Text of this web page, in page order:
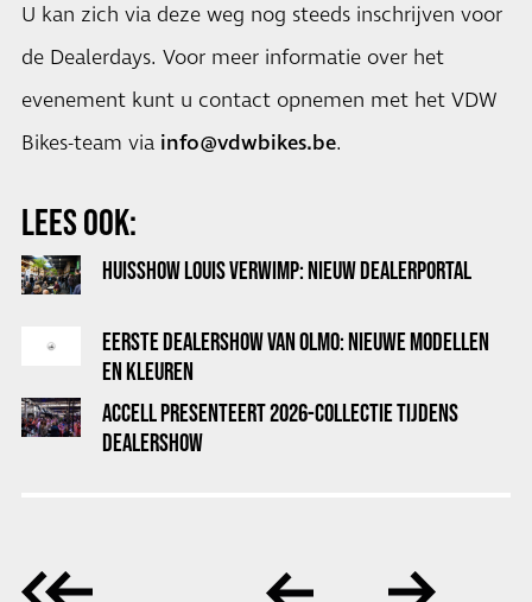
U kan zich via deze weg nog steeds inschrijven voor
de Dealerdays. Voor meer informatie over het
evenement kunt u contact opnemen met het VDW
Bikes-team via info@vdwbikes.be.
LEES OOK:
HUISSHOW LOUIS VERWIMP: NIEUW DEALERPORTAL
EERSTE DEALERSHOW VAN OLMO: NIEUWE MODELLEN
EN KLEUREN
ACCELL PRESENTEERT 2026-COLLECTIE TIJDENS
DEALERSHOW